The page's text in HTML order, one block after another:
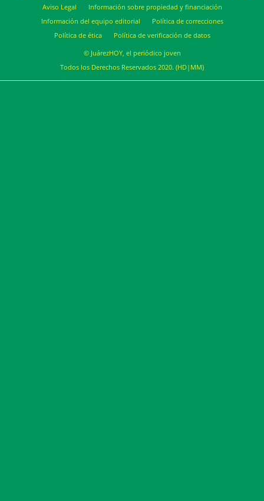
Aviso Legal
Información sobre propiedad y financiación
Información del equipo editorial
Política de correcciones
Política de ética
Política de verificación de datos
© JuárezHOY, el periódico joven
Todos los Derechos Reservados 2020. (HD|MM)